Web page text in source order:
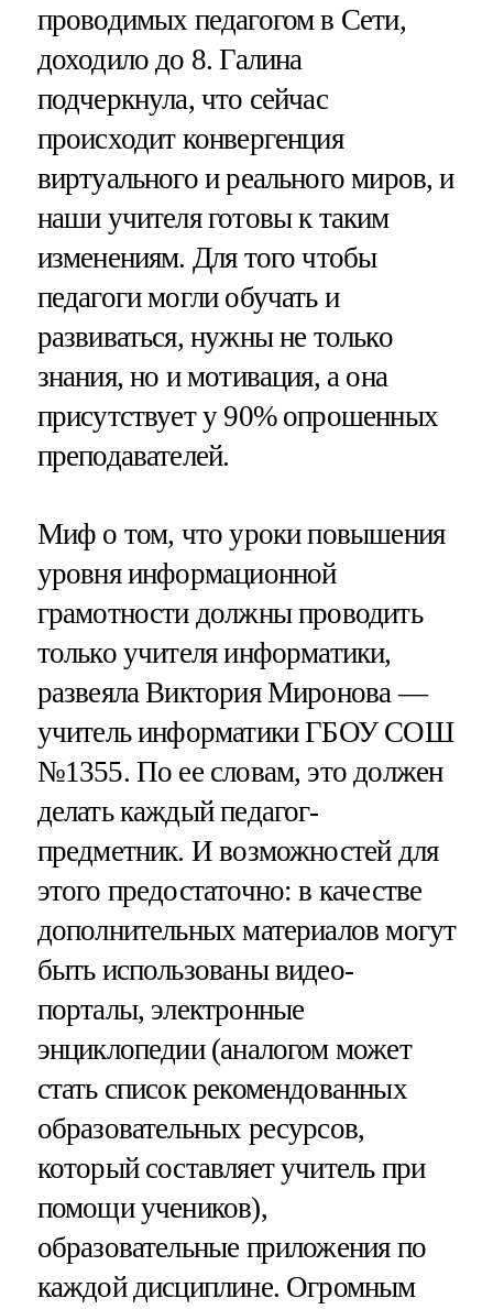
проводимых педагогом в Сети,
доходило до 8. Галина
подчеркнула, что сейчас
происходит конвергенция
виртуального и реального миров, и
наши учителя готовы к таким
изменениям. Для того чтобы
педагоги могли обучать и
развиваться, нужны не только
знания, но и мотивация, а она
присутствует у 90% опрошенных
преподавателей.
Миф о том, что уроки повышения
уровня информационной
грамотности должны проводить
только учителя информатики,
развеяла Виктория Миронова —
учитель информатики ГБОУ СОШ
№1355. По ее словам, это должен
делать каждый педагог-
предметник. И возможностей для
этого предостаточно: в качестве
дополнительных материалов могут
быть использованы видео-
порталы, электронные
энциклопедии (аналогом может
стать список рекомендованных
образовательных ресурсов,
который составляет учитель при
помощи учеников),
образовательные приложения по
каждой дисциплине. Огромным